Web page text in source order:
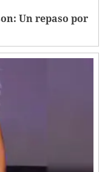
Un repaso por